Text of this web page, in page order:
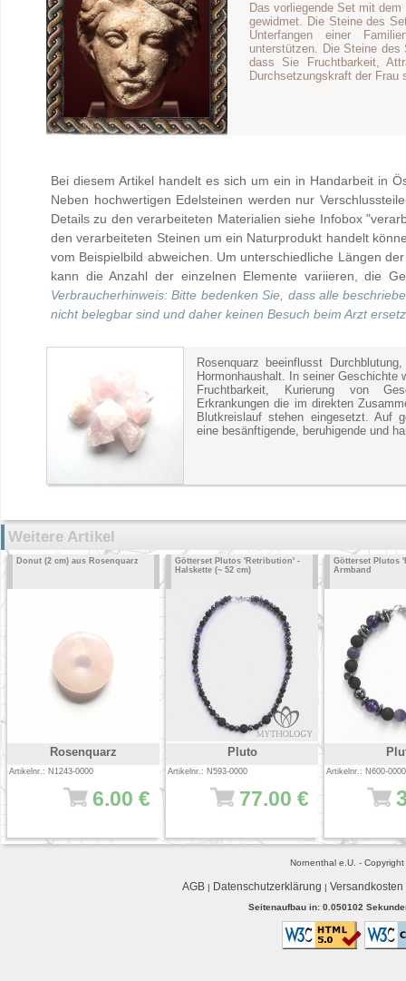
Das vorliegende Set mit
gewidmet. Die Steine des
Unterfangen einer
unterstützen. Die Steine
dass Sie Fruchtbarkeit,
Durchsetzungskraft der Frau
Bei diesem Artikel handelt es sich um ein in Handarbeit in
Neben hochwertigen Edelsteinen werden nur
Details zu den verarbeiteten Materialien siehe Infobox
den verarbeiteten Steinen um ein Naturprodukt handelt
vom Beispielbild abweichen. Um unterschiedliche Längen
kann die Anzahl der einzelnen Elemente variieren, die
Verbraucherhinweis: Bitte bedenken Sie, dass alle
nicht belegbar sind und daher keinen Besuch beim Arzt
Rosenquarz beeinflusst
Hormonhaushalt. In seiner Geschichte
Fruchtbarkeit, Kurierung von
Erkrankungen die im direkten
Blutkreislauf stehen eingesetzt. Auf
eine besänftigende, beruhigende und
Weitere Artikel
Donut (2 cm) aus Rosenquarz
Rosenquarz
Artikelnr.: N1243-0000
6.00 €
Götterset Plutos 'Retribution' -
Halskette (~ 52 cm)
Pluto
Artikelnr.: N593-0000
77.00 €
Götterset Plutos
Armband
Artikelnr.: N600-0000
Nornenthal e.U. -
AGB| Datenschutzerklärung | Versandkosten
Seitenaufbau in: 0.050102